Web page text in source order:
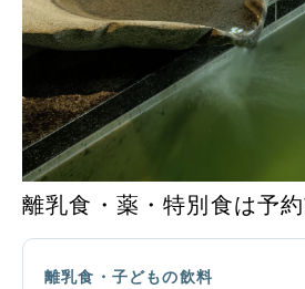
離乳食・薬・特別食は予
離乳食・子どもの飲料